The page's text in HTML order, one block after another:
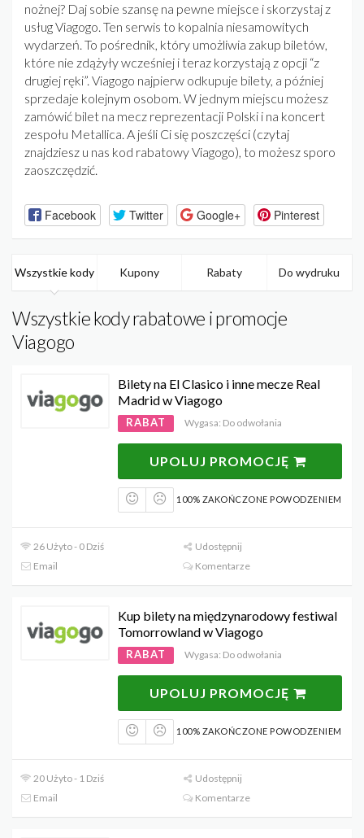
nożnej? Daj sobie szansę na pewne miejsce i skorzystaj z
usług Viagogo. Ten serwis to kopalnia niesamowitych
wydarzeń. To pośrednik, który umożliwia zakup biletów,
które nie zdążyły wcześniej i teraz korzystają z opcji “z
drugiej ręki”. Viagogo najpierw odkupuje bilety, a później
sprzedaje kolejnym osobom. W jednym miejscu możesz
zamówić bilet na mecz reprezentacji Polski i na koncert
zespołu Metallica. A jeśli Ci się poszczęści (czytaj
znajdziesz u nas kod rabatowy Viagogo), to możesz sporo
zaoszczędzić.
Facebook Twitter Google+ Pinterest
Wszystkie kody Kupony Rabaty Do wydruku
Wszystkie kody rabatowe i promocje
Viagogo
Bilety na El Clasico i inne mecze Real
Madrid w Viagogo
RABAT Wygasa: Do odwołania
UPOLUJ PROMOCJĘ
100% ZAKOŃCZONE POWODZENIEM
26 Użyto - 0 Dziś
Udostępnij
Email
Komentarze
Kup bilety na międzynarodowy festiwal
Tomorrowland w Viagogo
RABAT Wygasa: Do odwołania
UPOLUJ PROMOCJĘ
100% ZAKOŃCZONE POWODZENIEM
20 Użyto - 1 Dziś
Udostępnij
Email
Komentarze